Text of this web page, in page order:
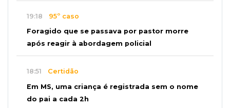
19:18 95º caso
Foragido que se passava por pastor morre
após reagir à abordagem policial
18:51 Certidão
Em MS, uma criança é registrada sem o nome
do pai a cada 2h